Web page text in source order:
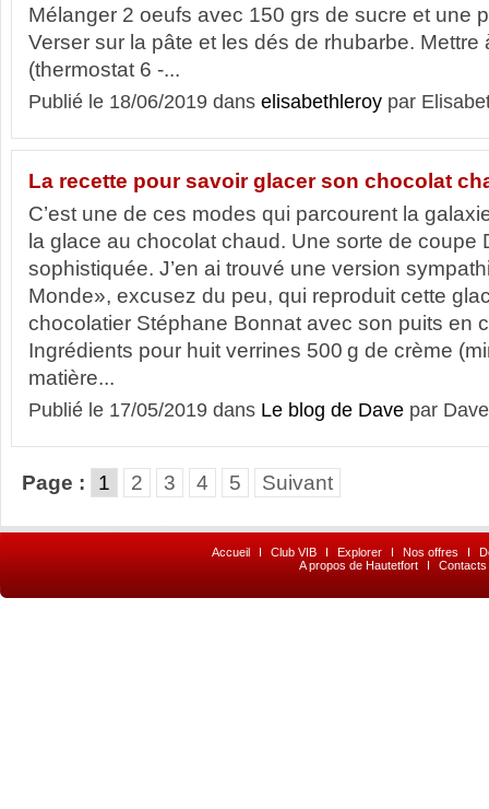
Mélanger 2 oeufs avec 150 grs de sucre et une
Verser sur la pâte et les dés de rhubarbe. Mettre
(thermostat 6 -...
Publié le 18/06/2019 dans elisabethleroy par
La recette pour savoir glacer son chocolat
C’est une de ces modes qui parcourent la
la glace au chocolat chaud. Une sorte de coupe
sophistiquée. J’en ai trouvé une version
Monde», excusez du peu, qui reproduit cette
chocolatier Stéphane Bonnat avec son puits en
Ingrédients pour huit verrines 500 g de crème
matière...
Publié le 17/05/2019 dans Le blog de Dave par
Page : 1 2 3 4 5 Suivant
Accueil I Club VIB I Explorer I Nos offres I
A propos de Hautetfort
I Contacts